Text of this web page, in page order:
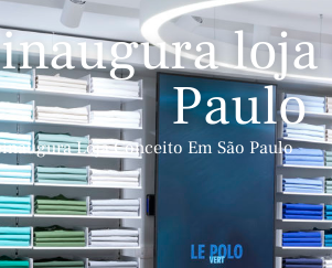
Paulo
Loja Conceito Em São Paulo